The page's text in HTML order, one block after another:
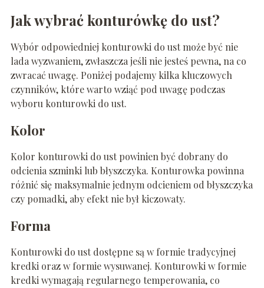
Jak wybrać konturówkę do ust?
Wybór odpowiedniej konturowki do ust może być nie
lada wyzwaniem, zwłaszcza jeśli nie jesteś pewna, na co
zwracać uwagę. Poniżej podajemy kilka kluczowych
czynników, które warto wziąć pod uwagę podczas
wyboru konturowki do ust.
Kolor
Kolor konturowki do ust powinien być dobrany do
odcienia szminki lub błyszczyka. Konturowka powinna
różnić się maksymalnie jednym odcieniem od błyszczyka
czy pomadki, aby efekt nie był kiczowaty.
Forma
Konturowki do ust dostępne są w formie tradycyjnej
kredki oraz w formie wysuwanej. Konturowki w formie
kredki wymagają regularnego temperowania, co